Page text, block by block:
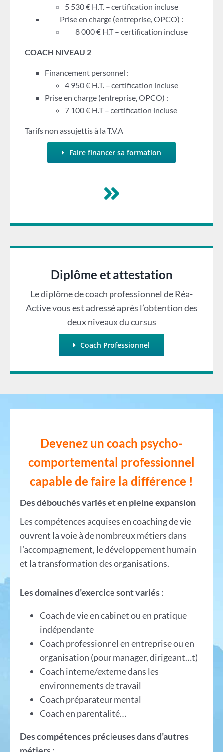
5 530 € H.T. – certification incluse
Prise en charge (entreprise, OPCO) :
8 000 € H.T – certification incluse
COACH NIVEAU 2
Financement personnel :
4 950 € H.T. – certification incluse
Prise en charge (entreprise, OPCO) :
7 100 € H.T – certification incluse
Tarifs non assujettis à la T.V.A
Faire financer sa formation
Diplôme et attestation
Le diplôme de coach professionnel de Réa-
Active vous est adressé après l’obtention des
deux niveaux du cursus
Coach Professionnel
Devenez un coach psycho-
comportemental professionnel
capable de faire la différence !
Des débouchés variés et en pleine expansion
Les compétences acquises en coaching de vie
ouvrent la voie à de nombreux métiers dans
l’accompagnement, le développement humain
et la transformation des organisations.
Les domaines d’exercice sont variés:
Coach de vie en cabinet ou en pratique
indépendante
Coach professionnel en entreprise ou en
organisation (pour manager, dirigeant…t)
Coach interne/externe dans les
environnements de travail
Coach préparateur mental
Coach en parentalité…
Des compétences précieuses dans d’autres